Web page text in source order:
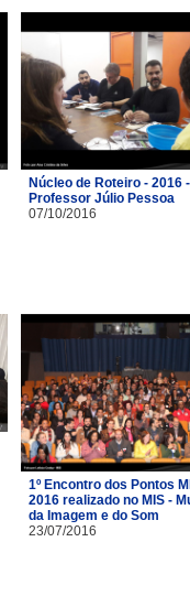
Núcleo de Roteiro - 2016 -
Professor Júlio Pessoa
07/10/2016
1º Encontro dos Pontos
2016 realizado no MIS -
da Imagem e do Som
23/07/2016